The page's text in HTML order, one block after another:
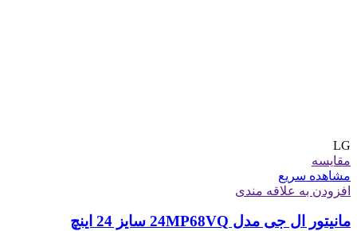
LG
مقایسه
مشاهده سریع
افزودن به علاقه مندی
مانیتور ال جی مدل 24MP68VQ سایز 24 اینچ